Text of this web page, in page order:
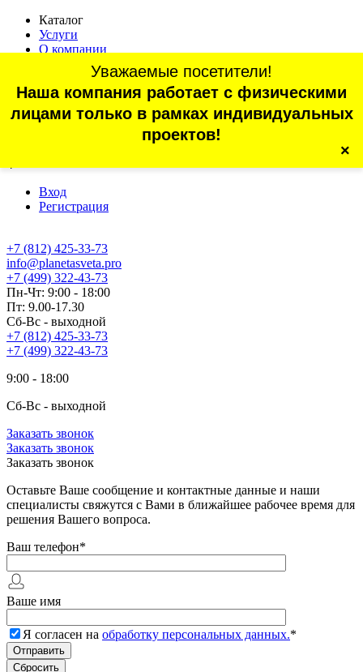
Каталог
Услуги
О компании
Статьи
Контакты
Отзывы
г. Санкт-Петербург, проспект Обуховской Обороны, 70, корп.
Вход
Регистрация
+7 (812) 425-33-73
Уважаемые посетители!
Наша компания работает с физическими
лицами только в рамках индивидуальных
проектов!
×
info@planetasveta.pro
+7 (499) 322-43-73
Пн-Чт: 9:00 - 18:00
Пт: 9.00-17.30
Сб-Вс - выходной
+7 (812) 425-33-73
+7 (499) 322-43-73
9:00 - 18:00
Сб-Вс - выходной
Заказать звонок
Заказать звонок
Заказать звонок
Оставьте Ваше сообщение и контактные данные и наши
специалисты свяжутся с Вами в ближайшее рабочее время для
решения Вашего вопроса.
Ваш телефон*
Ваше имя
Я согласен на обработку персональных данных.*